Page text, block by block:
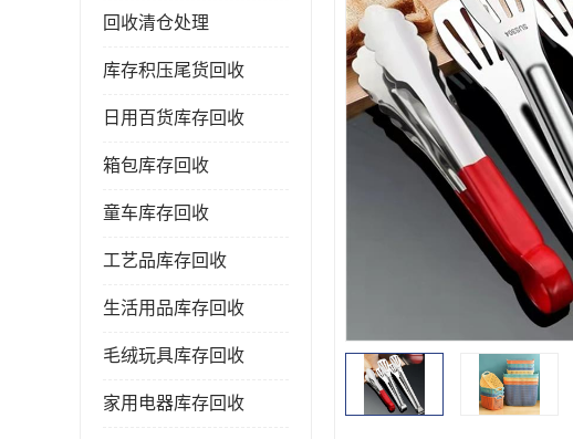
回收清仓处理
库存积压尾货回收
日用百货库存回收
箱包库存回收
童车库存回收
工艺品库存回收
生活用品库存回收
毛绒玩具库存回收
家用电器库存回收